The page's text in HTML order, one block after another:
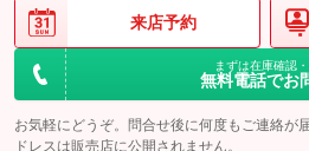
来店予約
まずは在庫確認
無料電話でお
お気軽にどうぞ。問合せ後に何度もご連絡が
ドレスは販売店に公開されません。